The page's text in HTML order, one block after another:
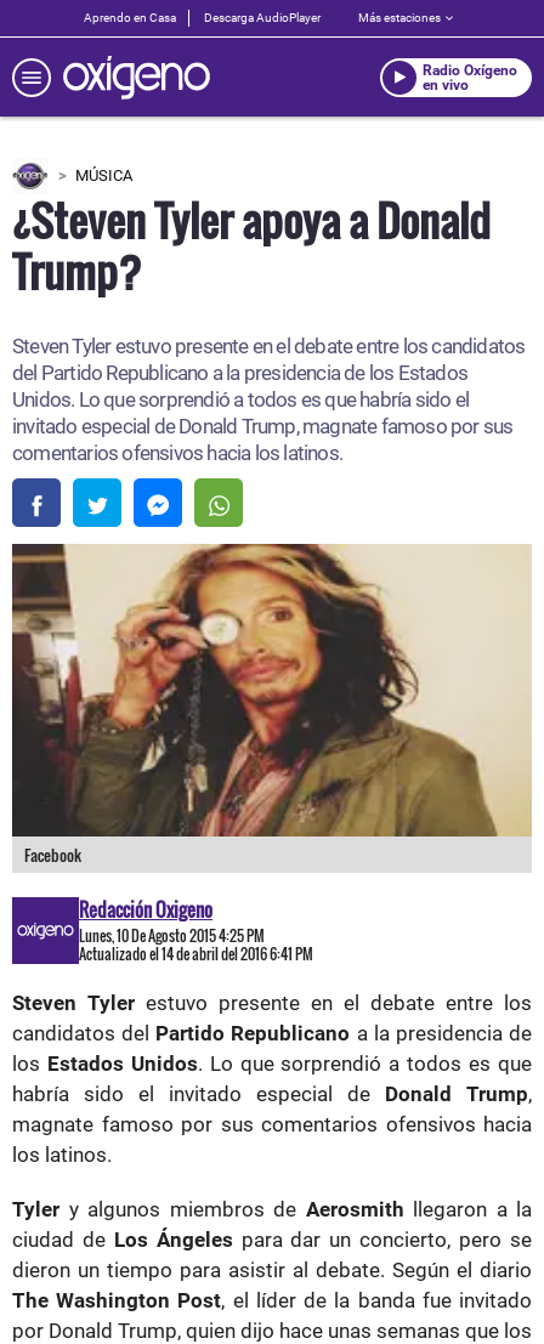
Aprendo en Casa Descarga AudioPlayer Más estaciones
Radio Oxígeno
en vivo
MÚSICA
¿Steven Tyler apoya a Donald
Trump?
Steven Tyler estuvo presente en el debate entre los candidatos
del Partido Republicano a la presidencia de los Estados
Unidos. Lo que sorprendió a todos es que habría sido el
invitado especial de Donald Trump, magnate famoso por sus
comentarios ofensivos hacia los latinos.
Facebook
Redacción Oxigeno
Lunes, 10 De Agosto 2015 4:25 PM
Actualizado el 14 de abril del 2016 6:41 PM
Steven Tyler estuvo presente en el debate entre los
candidatos del Partido Republicano a la presidencia de
los Estados Unidos. Lo que sorprendió a todos es que
habría sido el invitado especial de Donald Trump,
magnate famoso por sus comentarios ofensivos hacia
los latinos.
Tyler y algunos miembros de Aerosmith llegaron a la
ciudad de Los Ángeles para dar un concierto, pero se
dieron un tiempo para asistir al debate. Según el diario
The Washington Post, el líder de la banda fue invitado
por Donald Trump, quien dijo hace unas semanas que los